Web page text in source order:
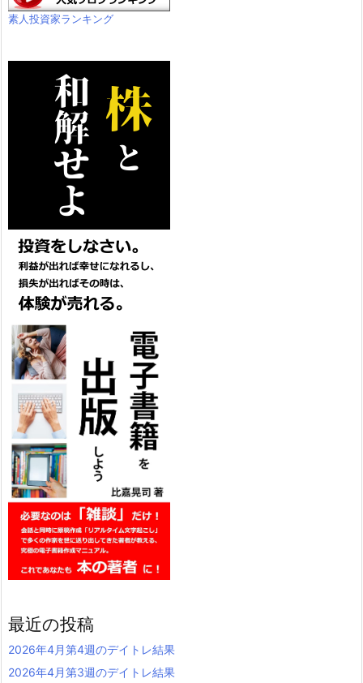
素人投資家ランキング
最近の投稿
2026年4月第4週のデイトレ結果
2026年4月第3週のデイトレ結果